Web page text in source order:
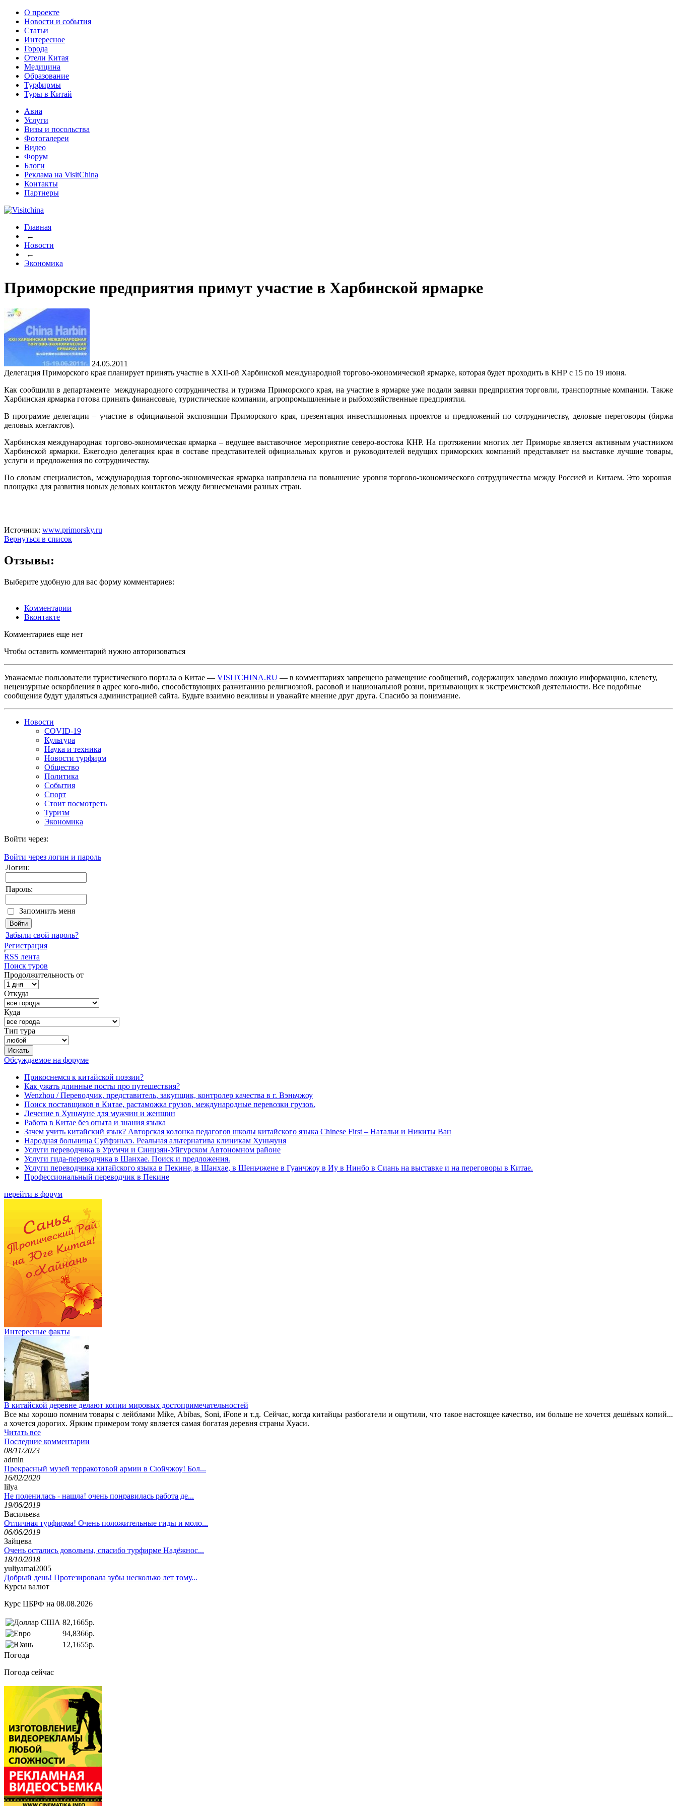
О проекте
Новости и события
Статьи
Интересное
Города
Отели Китая
Медицина
Образование
Турфирмы
Туры в Китай
Авиа
Услуги
Визы и посольства
Фотогалереи
Видео
Форум
Блоги
Реклама на VisitChina
Контакты
Партнеры
Главная
←
Новости
←
Экономика
Приморские предприятия примут участие в Харбинской ярмарке
24.05.2011
Делегация Приморского края планирует принять участие в XXII-ой Харбинской международной торгово-экономической ярмарке, которая будет проходить в КНР с 15 по 19 июня.
Как сообщили в департаменте международного сотрудничества и туризма Приморского края, на участие в ярмарке уже подали заявки предприятия торговли, транспортные компании. Также
Харбинская ярмарка готова принять финансовые, туристические компании, агропромышленные и рыбохозяйственные предприятия.
В программе делегации – участие в официальной экспозиции Приморского края, презентация инвестиционных проектов и предложений по сотрудничеству, деловые переговоры (биржа
деловых контактов).
Харбинская международная торгово-экономическая ярмарка – ведущее выставочное мероприятие северо-востока КНР. На протяжении многих лет Приморье является активным участником
Харбинской ярмарки. Ежегодно делегация края в составе представителей официальных кругов и руководителей ведущих приморских компаний представляет на выставке лучшие товары,
услуги и предложения по сотрудничеству.
По словам специалистов, международная торгово-экономическая ярмарка направлена на повышение уровня торгово-экономического сотрудничества между Россией и Китаем. Это хорошая
площадка для развития новых деловых контактов между бизнесменами разных стран.
Источник: www.primorsky.ru
Вернуться в список
Отзывы:
Выберите удобную для вас форму комментариев:
Комментарии
Вконтакте
Комментариев еще нет
Чтобы оставить комментарий нужно авторизоваться
Уважаемые пользователи туристического портала о Китае — VISITCHINA.RU — в комментариях запрещено размещение сообщений, содержащих заведомо ложную информацию, клевету,
нецензурные оскорбления в адрес кого-либо, способствующих разжиганию религиозной, расовой и национальной розни, призывающих к экстремистской деятельности. Все подобные
сообщения будут удаляться администрацией сайта. Будьте взаимно вежливы и уважайте мнение друг друга. Спасибо за понимание.
Новости
COVID-19
Культура
Наука и техника
Новости турфирм
Общество
Политика
События
Спорт
Стоит посмотреть
Туризм
Экономика
Войти через:
Войти через логин и пароль
Логин:
Пароль:
Запомнить меня
Забыли свой пароль?
Регистрация
RSS лента
Поиск туров
Продолжительность от
Откуда
Куда
Тип тура
Обсуждаемое на форуме
Прикоснемся к китайской поэзии?
Как ужать длинные посты про путешествия?
Wenzhou / Переводчик, представитель, закупщик, контролер качества в г. Вэньчжоу
Поиск поставщиков в Китае, растаможка грузов, международные перевозки грузов.
Лечение в Хуньчуне для мужчин и женщин
Работа в Китае без опыта и знания языка
Зачем учить китайский язык? Авторская колонка педагогов школы китайского языка Chinese First – Натальи и Никиты Ван
Народная больница Суйфэньхэ. Реальная альтернатива клиникам Хуньчуня
Услуги переводчика в Урумчи и Синцзян-Уйгурском Автономном районе
Услуги гида-переводчика в Шанхае. Поиск и предложения.
Услуги переводчика китайского языка в Пекине, в Шанхае, в Шеньчжене в Гуанчжоу в Иу в Нинбо в Сиань на выставке и на переговоры в Китае.
Профессиональный переводчик в Пекине
перейти в форум
Интересные факты
В китайской деревне делают копии мировых достопримечательностей
Все мы хорошо помним товары с лейблами Mike, Abibas, Soni, iFone и т.д. Сейчас, когда китайцы разбогатели и ощутили, что такое настоящее качество, им больше не хочется дешёвых копий...
а хочется дорогих. Ярким примером тому является самая богатая деревня страны Хуаси.
Читать все
Последние комментарии
08/11/2023
admin
Прекрасный музей терракотовой армии в Сюйчжоу! Бол...
16/02/2020
lilya
Не поленилась - нашла! очень понравилась работа де...
19/06/2019
Васильева
Отличная турфирма! Очень положительные гиды и моло...
06/06/2019
Зайцева
Очень остались довольны, спасибо турфирме Надёжнос...
18/10/2018
yuliyamai2005
Добрый день! Протезировала зубы несколько лет тому...
Курсы валют
Курс ЦБРФ на 08.08.2026
82,1665р.
94,8366р.
12,1655р.
Погода
Погода сейчас